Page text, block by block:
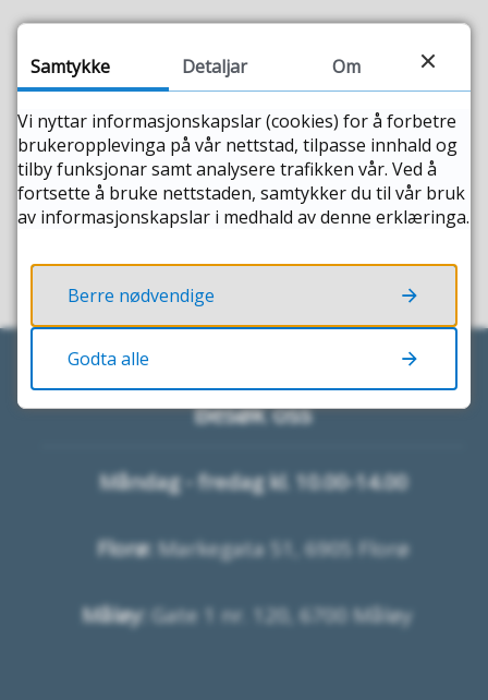
Fann du det du leita etter?
JA NEI
Besøk oss
Måndag - fredag kl. 10.00-14.00
Florø: Markegata 51, 6905 Florø
Måløy: Gate 1 nr. 120, 6700 Måløy
Samtykke Detaljar Om
Vi nyttar informasjonskapslar (cookies) for å forbetre
brukeropplevinga på vår nettstad, tilpasse innhald og
tilby funksjonar samt analysere trafikken vår. Ved å
fortsette å bruke nettstaden, samtykker du til vår bruk
av informasjonskapslar i medhald av denne erklæringa.
Berre nødvendige
Godta alle